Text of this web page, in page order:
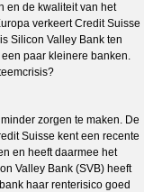
en de kwaliteit van het
verkeert Credit Suisse
Silicon Valley Bank ten
paar kleinere banken.
zorgen te maken. De
Suisse kent een recente
en heeft daarmee het
Valley Bank (SVB) heeft
haar renterisico goed